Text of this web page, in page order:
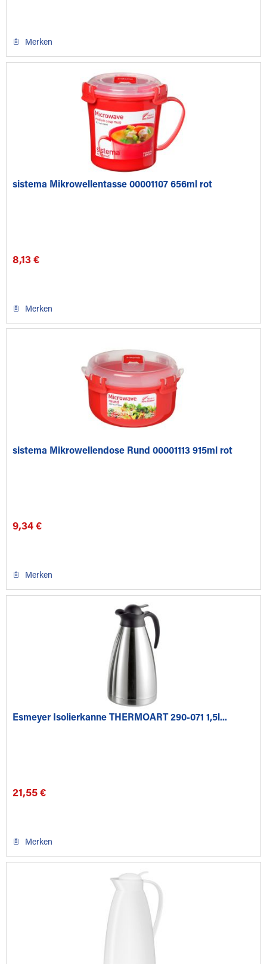
Merken
sistema Mikrowellentasse 00001107 656ml rot
8,13 €
Merken
sistema Mikrowellendose Rund 00001113 915ml rot
9,34 €
Merken
Esmeyer Isolierkanne THERMOART 290-071 1,5l...
21,55 €
Merken